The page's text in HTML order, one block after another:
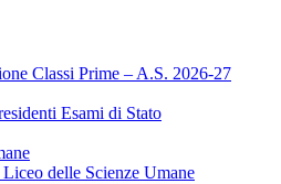
Classi Prime – A.S. 2026-27
Esami di Stato
delle Scienze Umane